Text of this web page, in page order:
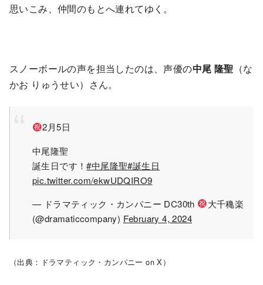
思いこみ、仲間のもとへ連れてゆく。
スノーボールの声を担当したのは、声優の中尾 隆聖 （な
かお りゅうせい）さん。
2月5日
中尾隆聖
誕生日です！#中尾隆聖#誕生日
pic.twitter.com/ekwUDQIRO9
— ドラマティック・カンパニー DC30th
大千穐楽
(@dramaticcompany) February 4, 2024
（出典：ドラマティック・カンパニー on X）